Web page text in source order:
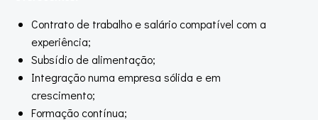
Contrato de trabalho e salário compatível com a
experiência;
Subsídio de alimentação;
Integração numa empresa sólida e em
crescimento;
Formação contínua;